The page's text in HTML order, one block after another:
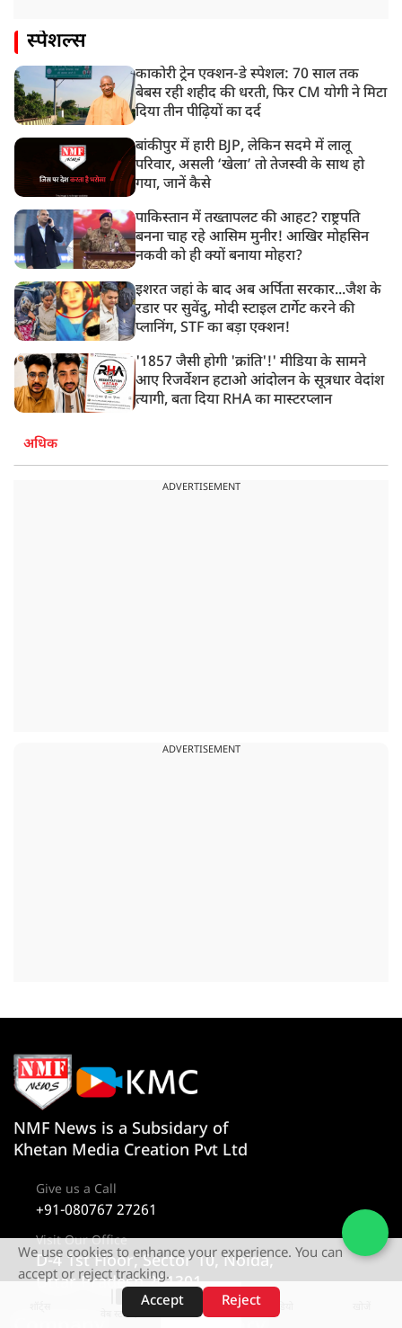
स्पेशल्स
काकोरी ट्रेन एक्शन-डे स्पेशल: 70 साल तक
बेबस रही शहीद की धरती, फिर CM योगी ने मिटा
दिया तीन पीढ़ियों का दर्द
बांकीपुर में हारी BJP, लेकिन सदमे में लालू
परिवार, असली ‘खेला’ तो तेजस्वी के साथ हो
गया, जानें कैसे
पाकिस्तान में तख्तापलट की आहट? राष्ट्रपति
बनना चाह रहे आसिम मुनीर! आखिर मोहसिन
नकवी को ही क्यों बनाया मोहरा?
इशरत जहां के बाद अब अर्पिता सरकार...जैश के
रडार पर सुवेंदु, मोदी स्टाइल टार्गेट करने की
प्लानिंग, STF का बड़ा एक्शन!
'1857 जैसी होगी 'क्रांति'!' मीडिया के सामने
आए रिजर्वेशन हटाओ आंदोलन के सूत्रधार वेदांश
त्यागी, बता दिया RHA का मास्टरप्लान
अधिक
ADVERTISEMENT
ADVERTISEMENT
वेब स्टोरीज़
NMF News is a Subsidary of
Khetan Media Creation Pvt Ltd
Give us a Call
+91-080767 27261
Visit Our Office
D-4 1st Floor, Sector 10, Noida,
Uttar Pradesh 201301
We use cookies to enhance your experience. You can
accept or reject tracking.
Accept
Reject